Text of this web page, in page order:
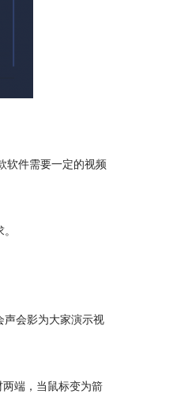
软件需要一定的视频
声会影为大家演示视
端，当鼠标变为箭